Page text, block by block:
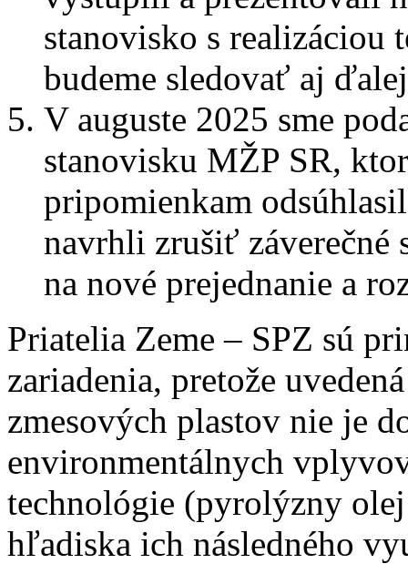
stanovisko s realizáciou
budeme sledovať aj
V auguste 2025 sme
stanovisku MŽP SR,
pripomienkam
navrhli zrušiť záverečné
na nové prejednanie a
Priatelia Zeme – SPZ sú
zariadenia, pretože
zmesových plastov nie je
environmentálnych
technológie (pyrolýzny
hľadiska ich následného